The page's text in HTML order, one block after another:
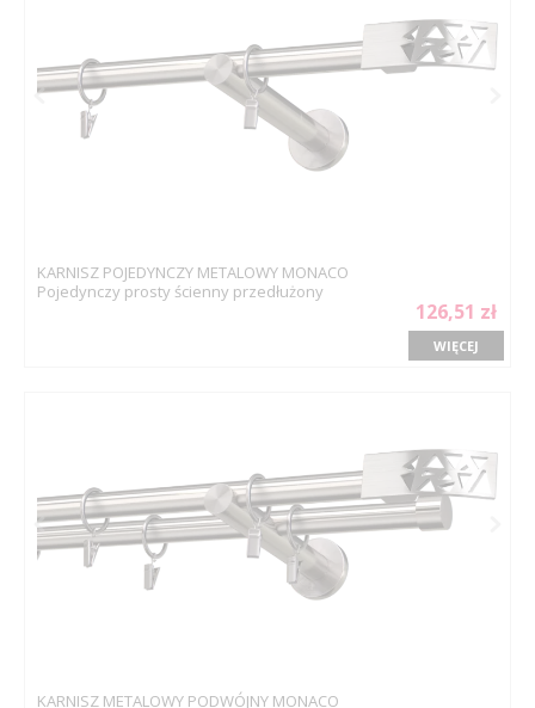
KARNISZ POJEDYNCZY METALOWY MONACO
Pojedynczy prosty ścienny przedłużony
126,51 zł
WIĘCEJ
KARNISZ METALOWY PODWÓJNY MONACO